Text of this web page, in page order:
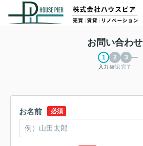
お問い合わせ
入力 確認完了
お名前 必須